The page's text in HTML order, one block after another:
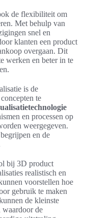
de flexibiliteit om
Met behulp van
snel en
klanten een product
overgaan. Dit
werken en beter in te
is de
te
en processen op
weergegeven.
en de
bij 3D product
realistisch en
voorstellen hoe
gebruik te maken
de kleinste
waardoor de